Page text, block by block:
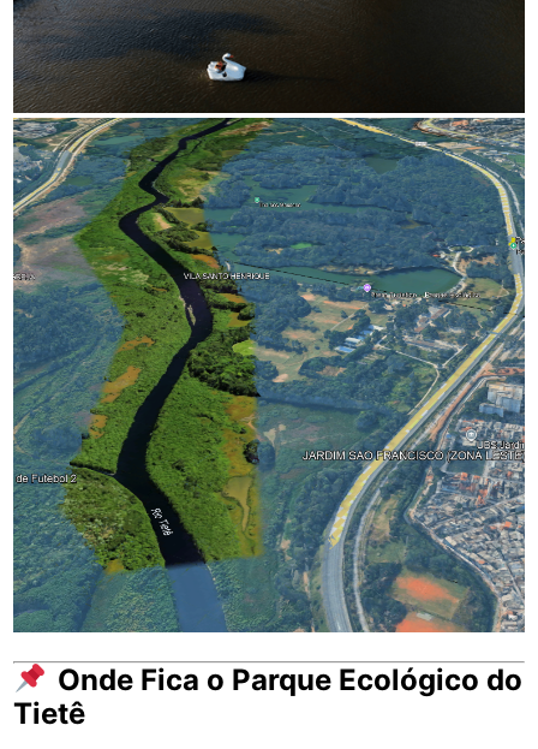
Trem
Desçam na Estação Engenheiro Goulart (Linhas
12‑Safira e 13‑Jade), caminhando cerca de
portão principal.
Ônibus
Várias linhas atendem a região, como2762‑10(Metrô
Tatuapé–Ermelino Matarazzo),2041‑10(Terminal
Penha–Vila Nova Sílvia), entre outras. Consulte o site
daSPTranspara mais detalhes.
Metrô
Mais distante, mas possível:Estação Penha, seguida de
ônibus até o parque.
compartilhe no WhatsApp
Ingressos Parque Ecológico do
Tietê
Entrada no parque
é totalmente gratuita para todos os visitantes, sem
distinção de idade ou dia da semana, incluindo finais de
semana e feriados. Isso significa que você pode
aproveitar aárea verde, astrilhas ecológicas, os
públicas sem pagar nada, garantindo uma experiência
acessível e agradável para todos. Não há cobrança de
ingressos nem restrições de entrada, tornando o